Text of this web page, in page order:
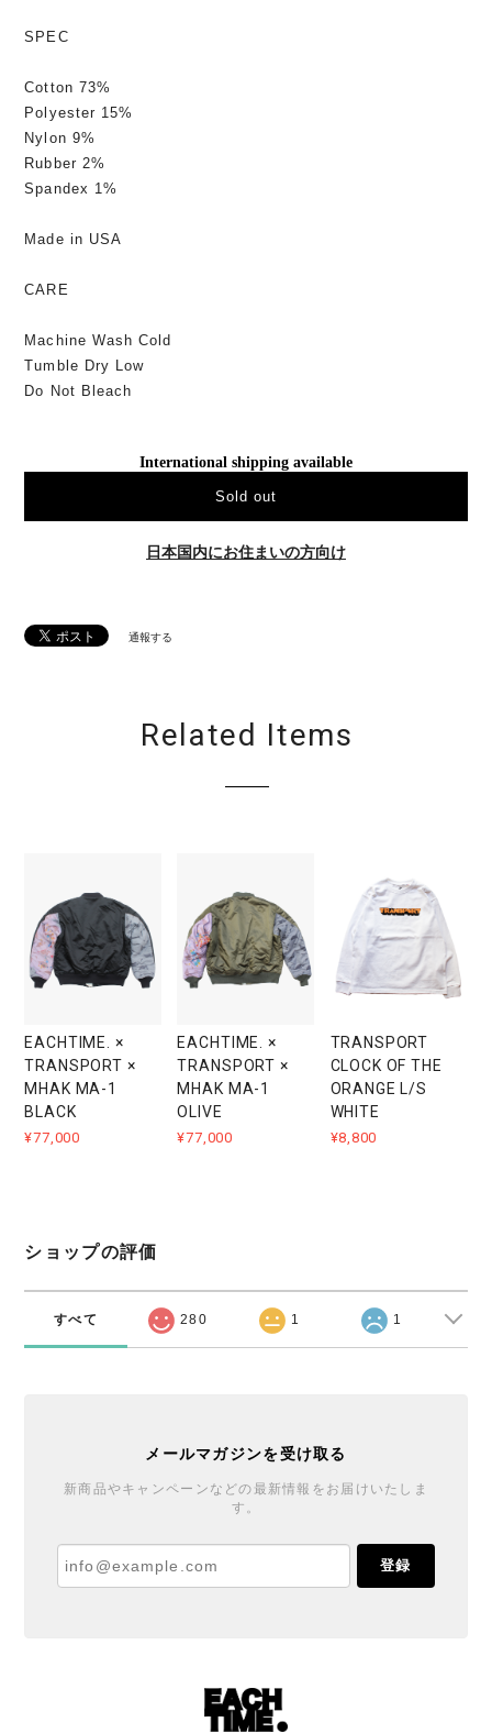
SPEC
Cotton 73%
Polyester 15%
Nylon 9%
Rubber 2%
Spandex 1%
Made in USA
CARE
Machine Wash Cold
Tumble Dry Low
Do Not Bleach
International shipping available
Sold out
日本国内にお住まいの方向け
通報する
Related Items
EACHTIME. ×
TRANSPORT ×
MHAK MA-1
BLACK
¥77,000
EACHTIME. ×
TRANSPORT ×
MHAK MA-1
OLIVE
¥77,000
TRANSPORT
CLOCK OF THE
ORANGE L/S
WHITE
¥8,800
ショップの評価
すべて 280 1 1
メールマガジンを受け取る
新商品やキャンペーンなどの最新情報をお届けいたしま
す。
登録